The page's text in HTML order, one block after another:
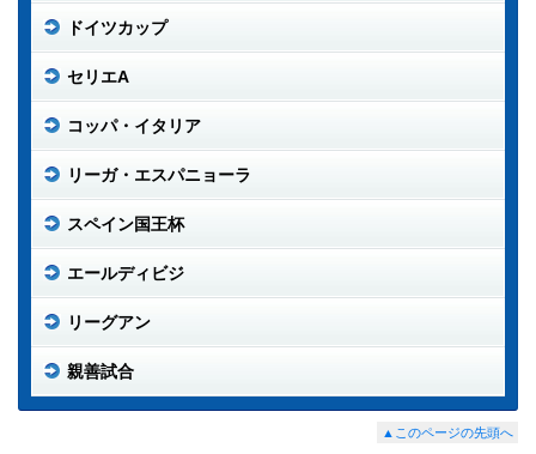
ドイツカップ
セリエA
コッパ・イタリア
リーガ・エスパニョーラ
スペイン国王杯
エールディビジ
リーグアン
親善試合
▲このページの先頭へ